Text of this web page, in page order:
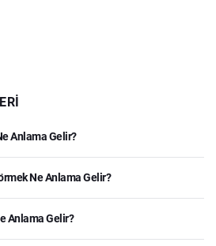
Anlama Gelir?
Ne Anlama Gelir?
Anlama Gelir?